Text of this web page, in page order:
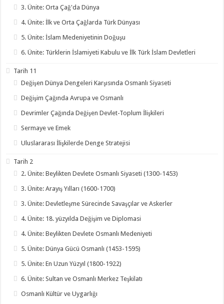
3. Ünite: Orta Çağ'da Dünya
4. Ünite: İlk ve Orta Çağlarda Türk Dünyası
5. Ünite: İslam Medeniyetinin Doğuşu
6. Ünite: Türklerin İslamiyeti Kabulu ve İlk Türk İslam Devletleri
Tarih 11
Değişen Dünya Dengeleri Karşısında Osmanlı Siyaseti
Değişim Çağında Avrupa ve Osmanlı
Devrimler Çağında Değişen Devlet-Toplum İlişkileri
Sermaye ve Emek
Uluslararası İlişkilerde Denge Stratejisi
Tarih 2
2. Ünite: Beylikten Devlete Osmanlı Siyaseti (1300-1453)
3. Ünite: Arayış Yılları (1600-1700)
3. Ünite: Devletleşme Sürecinde Savaşçılar ve Askerler
4. Ünite: 18. yüzyılda Değişim ve Diplomasi
4. Ünite: Beylikten Devlete Osmanlı Medeniyeti
5. Ünite: Dünya Gücü Osmanlı (1453-1595)
5. Ünite: En Uzun Yüzyıl (1800-1922)
6. Ünite: Sultan ve Osmanlı Merkez Teşkilatı
Osmanlı Kültür ve Uygarlığı